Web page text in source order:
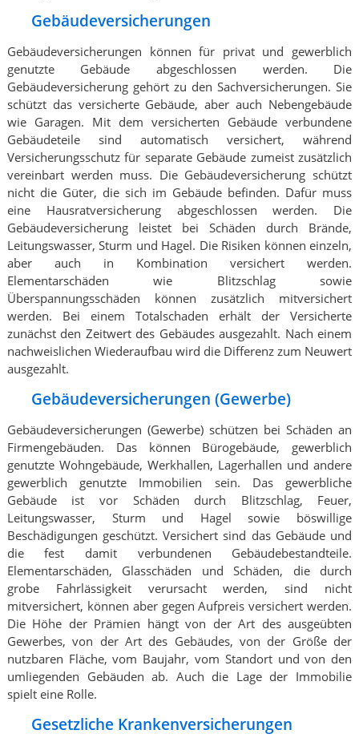
Gebäudeversicherungen
Gebäudeversicherungen können für privat und gewerblich
genutzte Gebäude abgeschlossen werden. Die
Gebäudeversicherung gehört zu den Sachversicherungen. Sie
schützt das versicherte Gebäude, aber auch Nebengebäude
wie Garagen. Mit dem versicherten Gebäude verbundene
Gebäudeteile sind automatisch versichert, während
Versicherungsschutz für separate Gebäude zumeist zusätzlich
vereinbart werden muss. Die Gebäudeversicherung schützt
nicht die Güter, die sich im Gebäude befinden. Dafür muss
eine Hausratversicherung abgeschlossen werden. Die
Gebäudeversicherung leistet bei Schäden durch Brände,
Leitungswasser, Sturm und Hagel. Die Risiken können einzeln,
aber auch in Kombination versichert werden.
Elementarschäden wie Blitzschlag sowie
Überspannungsschäden können zusätzlich mitversichert
werden. Bei einem Totalschaden erhält der Versicherte
zunächst den Zeitwert des Gebäudes ausgezahlt. Nach einem
nachweislichen Wiederaufbau wird die Differenz zum Neuwert
ausgezahlt.
Gebäudeversicherungen (Gewerbe)
Gebäudeversicherungen (Gewerbe) schützen bei Schäden an
Firmengebäuden. Das können Bürogebäude, gewerblich
genutzte Wohngebäude, Werkhallen, Lagerhallen und andere
gewerblich genutzte Immobilien sein. Das gewerbliche
Gebäude ist vor Schäden durch Blitzschlag, Feuer,
Leitungswasser, Sturm und Hagel sowie böswillige
Beschädigungen geschützt. Versichert sind das Gebäude und
die fest damit verbundenen Gebäudebestandteile.
Elementarschäden, Glasschäden und Schäden, die durch
grobe Fahrlässigkeit verursacht werden, sind nicht
mitversichert, können aber gegen Aufpreis versichert werden.
Die Höhe der Prämien hängt von der Art des ausgeübten
Gewerbes, von der Art des Gebäudes, von der Größe der
nutzbaren Fläche, vom Baujahr, vom Standort und von den
umliegenden Gebäuden ab. Auch die Lage der Immobilie
spielt eine Rolle.
Gesetzliche Krankenversicherungen